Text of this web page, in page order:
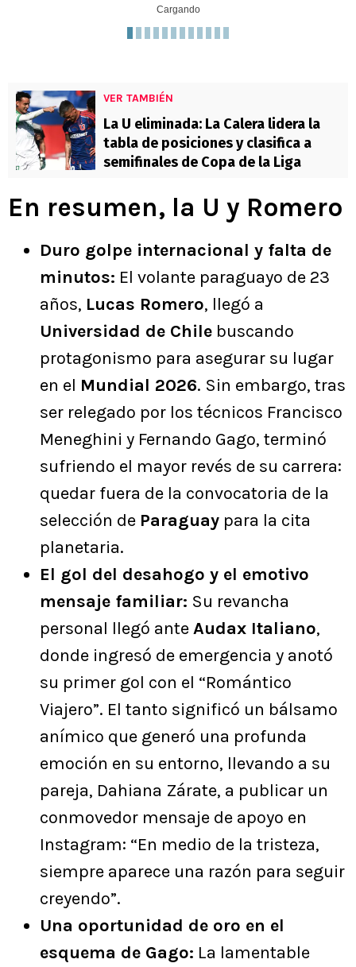
Cargando
VER TAMBIÉN
La U eliminada: La Calera lidera la
tabla de posiciones y clasifica a
semifinales de Copa de la Liga
En resumen, la U y Romero
Duro golpe internacional y falta de
minutos: El volante paraguayo de 23
años, Lucas Romero, llegó a
Universidad de Chile buscando
protagonismo para asegurar su lugar
en el Mundial 2026. Sin embargo, tras
ser relegado por los técnicos Francisco
Meneghini y Fernando Gago, terminó
sufriendo el mayor revés de su carrera:
quedar fuera de la convocatoria de la
selección de Paraguay para la cita
planetaria.
El gol del desahogo y el emotivo
mensaje familiar: Su revancha
personal llegó anteAudax Italiano,
donde ingresó de emergencia y anotó
su primer gol con el “Romántico
Viajero”. El tanto significó un bálsamo
anímico que generó una profunda
emoción en su entorno, llevando a su
pareja, Dahiana Zárate, a publicar un
conmovedor mensaje de apoyo en
Instagram: “En medio de la tristeza,
siempre aparece una razón para seguir
creyendo”.
Una oportunidad de oro en el
esquema de Gago: La lamentable